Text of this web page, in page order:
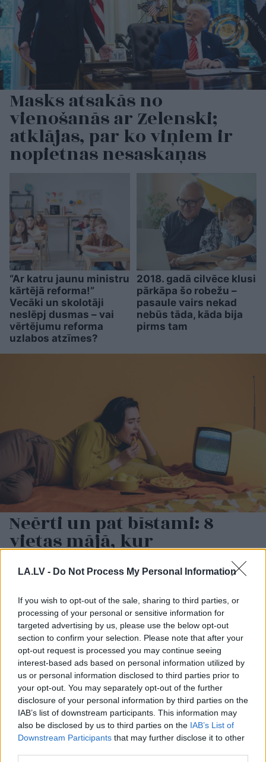
LA.LV - Do Not Process My Personal Information
If you wish to opt-out of the sale, sharing to third parties, or
processing of your personal or sensitive information for
targeted advertising by us, please use the below opt-out
section to confirm your selection. Please note that after your
opt-out request is processed you may continue seeing
interest-based ads based on personal information utilized by
us or personal information disclosed to third parties prior to
your opt-out. You may separately opt-out of the further
disclosure of your personal information by third parties on the
IAB’s list of downstream participants. This information may
also be disclosed by us to third parties on the IAB’s List of
Downstream Participants that may further disclose it to other
Masks atsakās no
vienošanās ar Zelenski;
atklājas, par ko viņiem ir
nopietnas nesaskaņas
“Ar katru jaunu ministru
kārtējā reforma!”
Vecāki un skolotāji
neslēpj dusmas – vai
vērtējumu reforma
uzlabos atzīmes?
2018. gadā cilvēce klusi
pārkāpa šo robežu –
pasaule vairs nekad
nebūs tāda, kāda bija
pirms tam
Neērti un pat bīstami: 8
vietas mājā, kur
nevajadzētu novietot
televizoru
PulkvedesLatvijā ir
četras, bet ģenerāles –
nevienas. NBS skaidro,
kāpēc augstākais
pakāpiens nav
Ceļmalā ieraudzīji zirņu
lauku – vai drīkst ieiet
un salasīt kādu saujiņu
ēšanai?